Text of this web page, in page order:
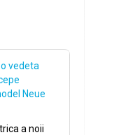
vedeta
Neue
a noii